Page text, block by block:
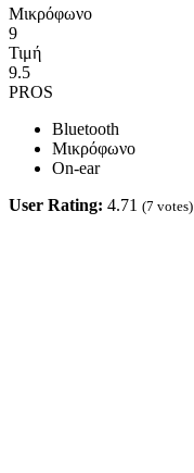
Μικρόφωνο
9
Τιμή
9.5
PROS
Bluetooth
Μικρόφωνο
On-ear
User Rating: 4.71 (7 votes)